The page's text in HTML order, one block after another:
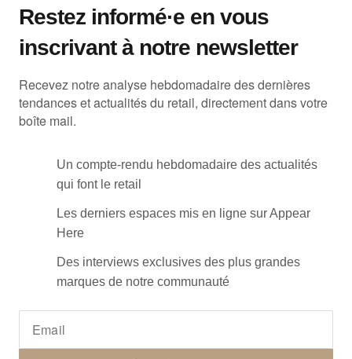
Restez informé·e en vous
inscrivant à notre newsletter
Recevez notre analyse hebdomadaire des dernières
tendances et actualités du retail, directement dans votre
boîte mail.
Un compte-rendu hebdomadaire des actualités
qui font le retail
Les derniers espaces mis en ligne sur Appear
Here
Des interviews exclusives des plus grandes
marques de notre communauté